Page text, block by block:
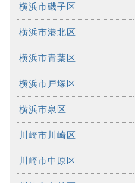
横浜市磯子区
横浜市港北区
横浜市青葉区
横浜市戸塚区
横浜市泉区
川崎市川崎区
川崎市中原区